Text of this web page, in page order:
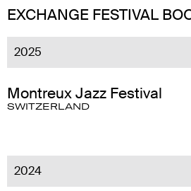
EXCHANGE FESTIVAL
2025
Montreux Jazz Festival
SWITZERLAND
2024